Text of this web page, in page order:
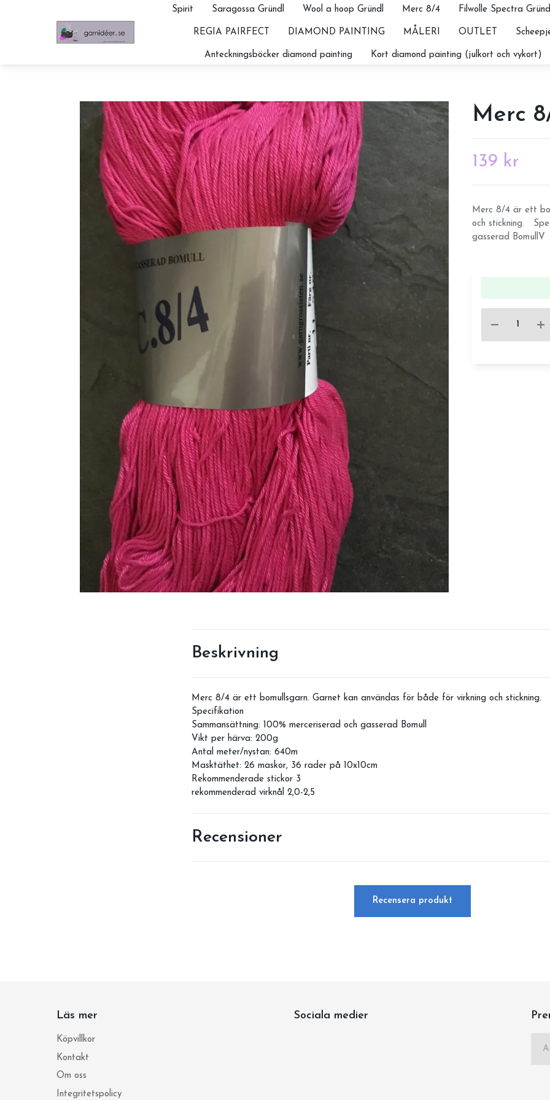
Spirit Saragossa Gründl Wool a hoop Gründl Merc 8/4 Filwolle Spectra Gründl
REGIA PAIRFECT DIAMOND PAINTING MÅLERI OUTLET
Anteckningsböcker diamond painting Kort diamond painting (julkort och vykort)
Merc
139 kr
Merc 8/4 är ett
och stickning.
gasserad BomullV
Beskrivning
Merc 8/4 är ett bomullsgarn. Garnet kan användas för både för virkning och stickning.
Specifikation
Sammansättning: 100% merceriserad och gasserad Bomull
Vikt per härva: 200g
Antal meter/nystan: 640m
Masktäthet: 26 maskor, 36 rader på 10x10cm
Rekommenderade stickor 3
rekommenderad virknål 2,0-2,5
Recensioner
Recensera produkt
Läs mer
Köpvillkor
Kontakt
Om oss
Integritetspolicy
Sociala medier